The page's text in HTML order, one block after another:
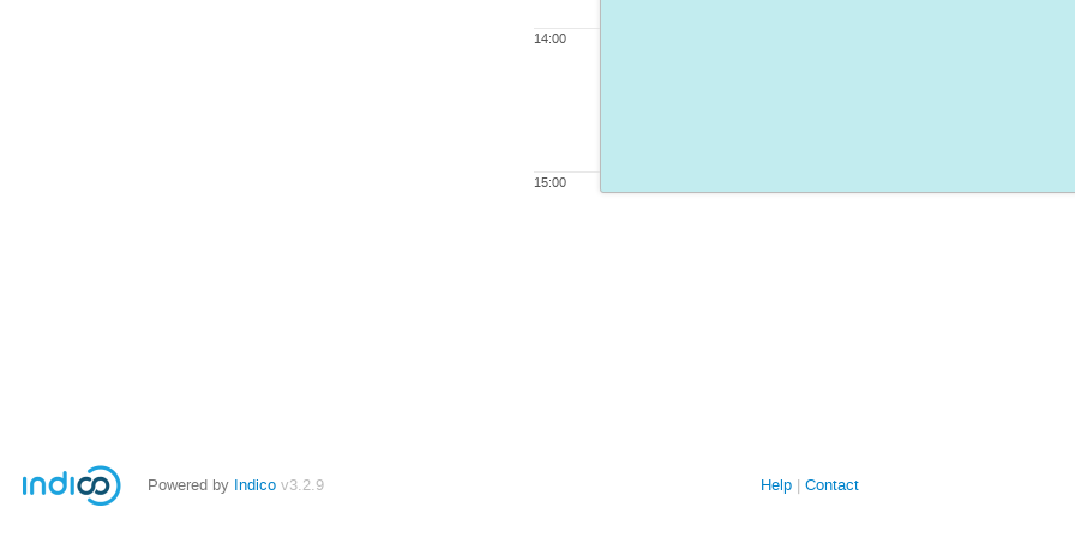
14:00
15:00
Powered by Indico v3.2.9 Help Contact